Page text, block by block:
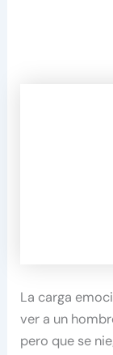
La carga
ver a un
pero que se